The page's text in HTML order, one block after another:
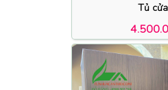
Tủ